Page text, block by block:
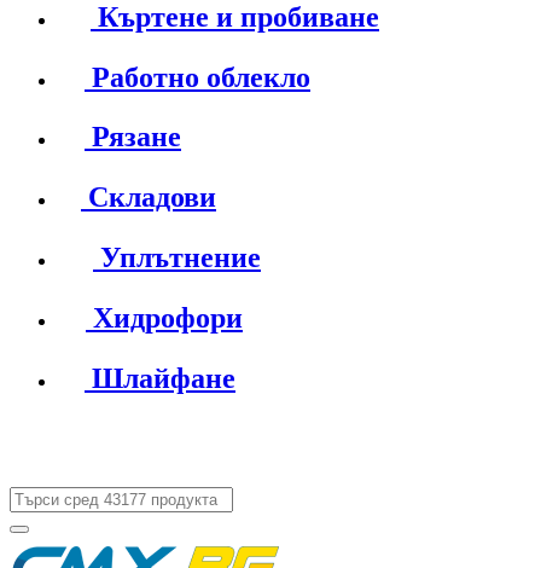
Къртене и пробиване
Работно облекло
Рязане
Складови
Уплътнение
Хидрофори
Шлайфане